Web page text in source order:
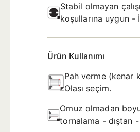
Stabil olmayan
koşullarına uygun -
Ürün Kullanımı
Pah verme (kenar
Olası seçim.
Omuz olmadan
tornalama - dıştan